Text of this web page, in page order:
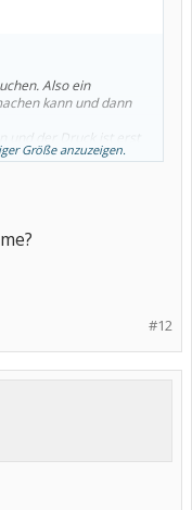
Also ein
kann und dann
und der Druck ist erst
Größe anzuzeigen.
#12